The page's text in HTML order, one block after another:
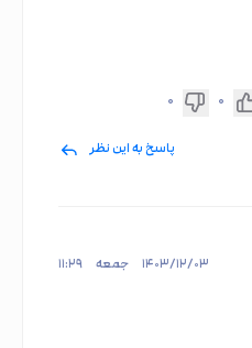
۰ ۰
پاسخ به این نظر
۱۴۰۳/۱۲/۰۳ جمعه ۱۱:۲۹